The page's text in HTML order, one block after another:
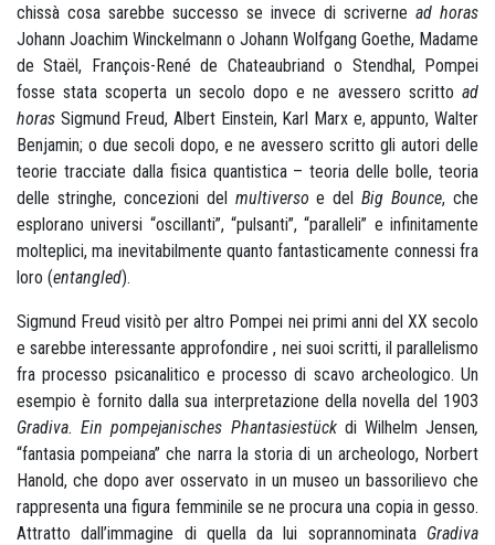
chissà cosa sarebbe successo se invece di scriverne ad horas
Johann Joachim Winckelmann o Johann Wolfgang Goethe, Madame
de Staël, François-René de Chateaubriand o Stendhal, Pompei
fosse stata scoperta un secolo dopo e ne avessero scritto ad
horas Sigmund Freud, Albert Einstein, Karl Marx e, appunto, Walter
Benjamin; o due secoli dopo, e ne avessero scritto gli autori delle
teorie tracciate dalla fisica quantistica – teoria delle bolle, teoria
delle stringhe, concezioni del multiversoe delBig Bounce, che
esplorano universi “oscillanti”, “pulsanti”, “paralleli” e infinitamente
molteplici, ma inevitabilmente quanto fantasticamente connessi fra
loro (entangled).
Sigmund Freud visitò per altro Pompei nei primi anni del XX secolo
e sarebbe interessante approfondire , nei suoi scritti, il parallelismo
fra processo psicanalitico e processo di scavo archeologico. Un
esempio è fornito dalla sua interpretazione della novella del 1903
Gradiva. Ein pompejanisches Phantasiestück di Wilhelm Jensen,
“fantasia pompeiana” che narra la storia di un archeologo, Norbert
Hanold, che dopo aver osservato in un museo un bassorilievo che
rappresenta una figura femminile se ne procura una copia in gesso.
Attratto dall’immagine di quella da lui soprannominata Gradiva